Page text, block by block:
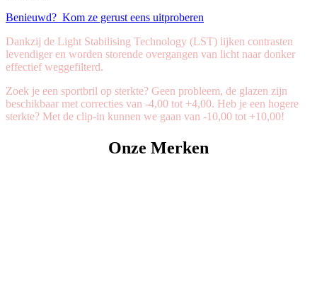
Benieuwd? Kom ze gerust eens uitproberen
Dankzij de Light Stabilising Technology (LST) lijken contrasten
levendiger en worden storende overgangen van licht naar donker
effectief weggefilterd.
Zoek je een sportbril op sterkte? Geen probleem, de glazen zijn
beschikbaar met correcties van -4,00 tot +4,00. Heb je een hogere
sterkte? Met de clip-in kunnen we gaan van -10,00 tot +10,00!
Onze Merken